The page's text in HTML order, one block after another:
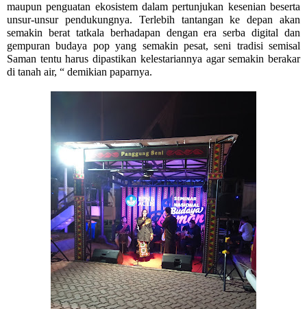
maupun penguatan ekosistem dalam pertunjukan kesenian beserta
unsur-unsur pendukungnya. Terlebih tantangan ke depan akan
semakin berat tatkala berhadapan dengan era serba digital dan
gempuran budaya pop yang semakin pesat, seni tradisi semisal
Saman tentu harus dipastikan kelestariannya agar semakin berakar
di tanah air, “ demikian paparnya.